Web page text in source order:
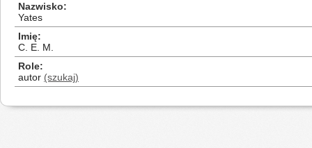
Nazwisko
Yates
Imię
C. E. M.
Role
autor (szukaj)